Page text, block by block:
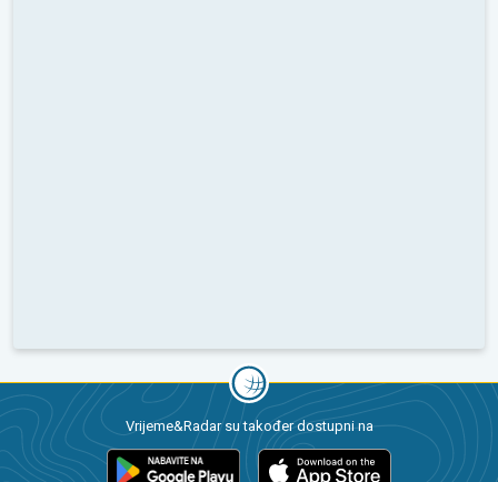
Vrijeme&Radar su također dostupni na